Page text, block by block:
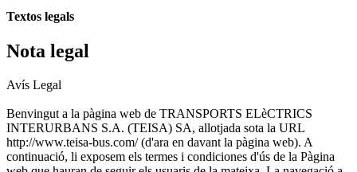
Textos legals
Nota legal
Avís Legal
Benvingut a la pàgina web de TRANSPORTS ELèCTRICS
INTERURBANS S.A. (TEISA) SA, allotjada sota la URL
http://www.teisa-bus.com/ (d'ara en davant la pàgina web). A
continuació, li exposem els termes i condiciones d'ús de la Pàgina